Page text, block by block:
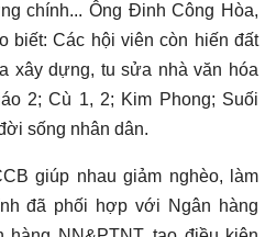
chính... Ông Đinh Công Hòa,
biết: Các hội viên còn hiến đất
xây dựng, tu sửa nhà văn hóa
2; Cù 1, 2; Kim Phong; Suối
sống nhân dân.
giúp nhau giảm nghèo, làm
đã phối hợp với Ngân hàng